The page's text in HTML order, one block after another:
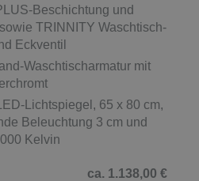
Beschichtung und
TRINNITY Waschtisch-
Eckventil
Waschtischarmatur mit
Lichtspiegel, 65 x 80 cm,
Beleuchtung 3 cm und
Kelvin
ca. 1.138,00 €